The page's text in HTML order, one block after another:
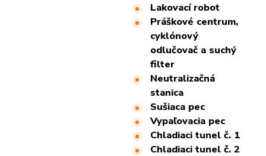
Lakovací robot
Práškové centrum,
cyklónový
odlučovač a suchý
filter
Neutralizačná
stanica
Sušiaca pec
Vypaľovacia pec
Chladiaci tunel č. 1
Chladiaci tunel č. 2